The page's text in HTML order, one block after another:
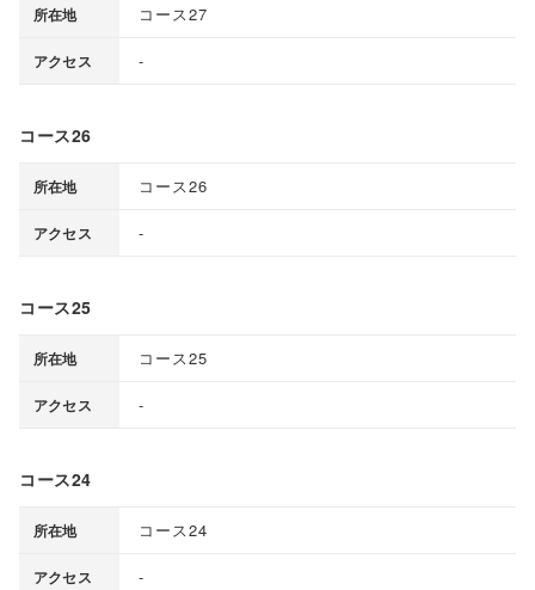
所在地 コース27
アクセス -
コース26
所在地 コース26
アクセス -
コース25
所在地 コース25
アクセス -
コース24
所在地 コース24
アクセス -